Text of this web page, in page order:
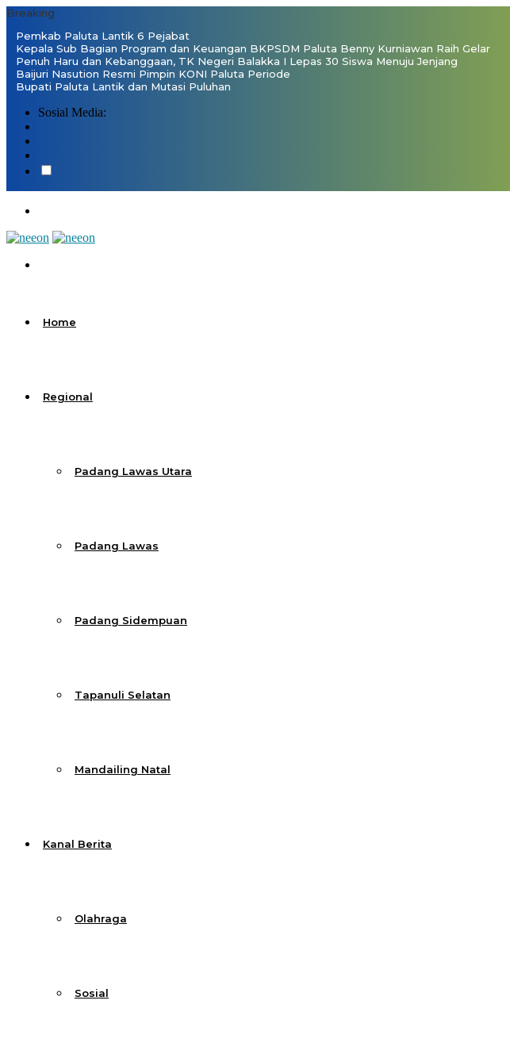
Breaking
Pemkab Paluta Lantik 6 Pejabat
Kepala Sub Bagian Program dan Keuangan BKPSDM Paluta Benny Kurniawan Raih Gelar
Penuh Haru dan Kebanggaan, TK Negeri Balakka I Lepas 30 Siswa Menuju Jenjang
Baijuri Nasution Resmi Pimpin KONI Paluta Periode
Bupati Paluta Lantik dan Mutasi Puluhan
Sosial Media:
Home
Regional
Padang Lawas Utara
Padang Lawas
Padang Sidempuan
Tapanuli Selatan
Mandailing Natal
Kanal Berita
Olahraga
Sosial